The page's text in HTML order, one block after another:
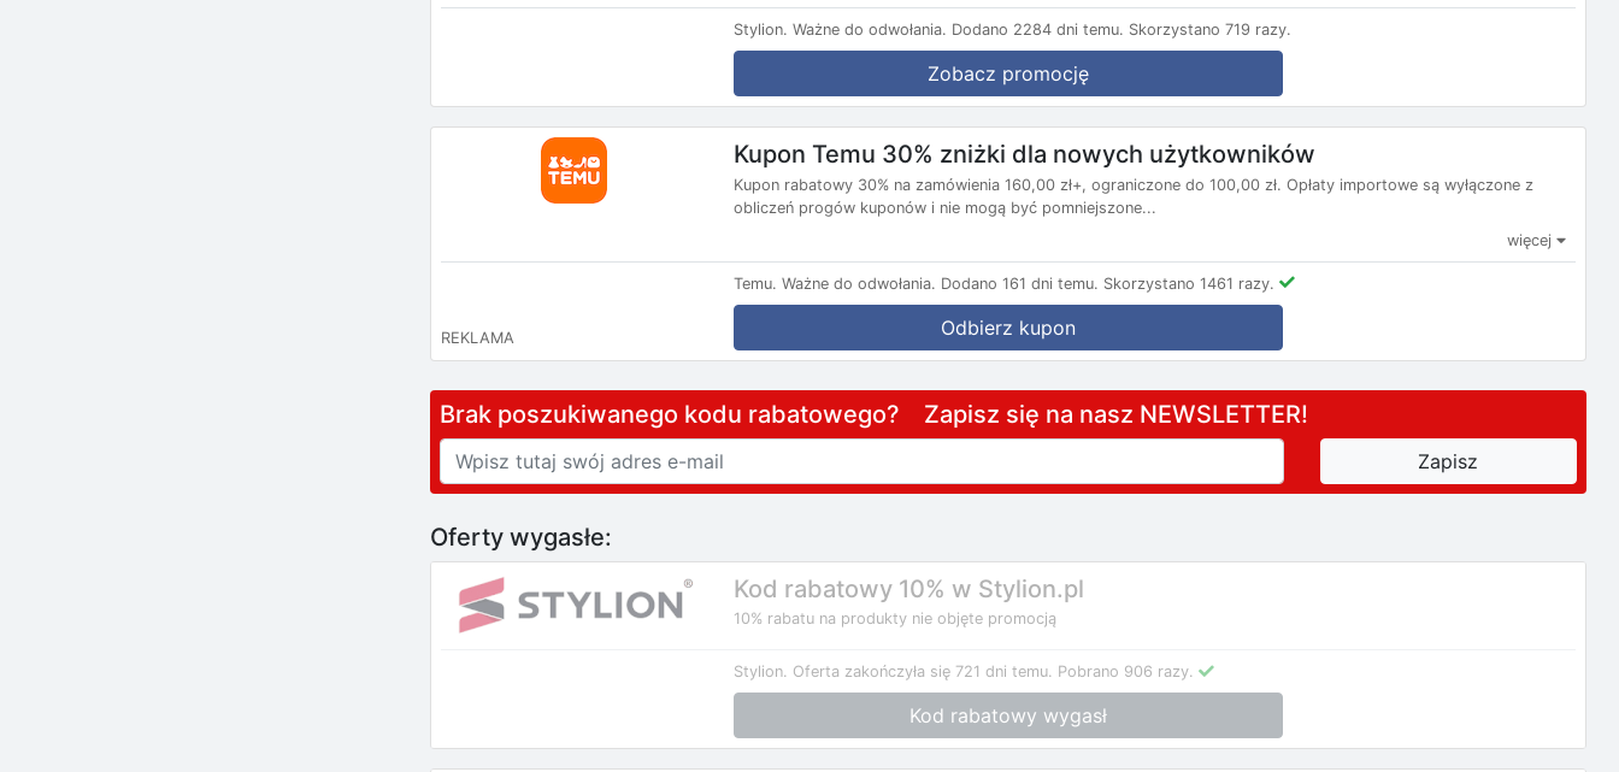
Stylion. Ważne do odwołania. Dodano 2284 dni temu. Skorzystano 719 razy.
Zobacz promocję
Kupon Temu 30% zniżki dla nowych użytkowników
Kupon rabatowy 30% na zamówienia 160,00 zł+, ograniczone do 100,00 zł. Opłaty importowe są wyłączone z
obliczeń progów kuponów i nie mogą być pomniejszone...
więcej
Temu. Ważne do odwołania. Dodano 161 dni temu. Skorzystano 1461 razy.
REKLAMA Odbierz kupon
Brak poszukiwanego kodu rabatowego? Zapisz się na nasz NEWSLETTER!
Oferty wygasłe:
Kod rabatowy 10% w Stylion.pl
10% rabatu na produkty nie objęte promocją
Stylion. Oferta zakończyła się 721 dni temu. Pobrano 906 razy.
Kod rabatowy wygasł